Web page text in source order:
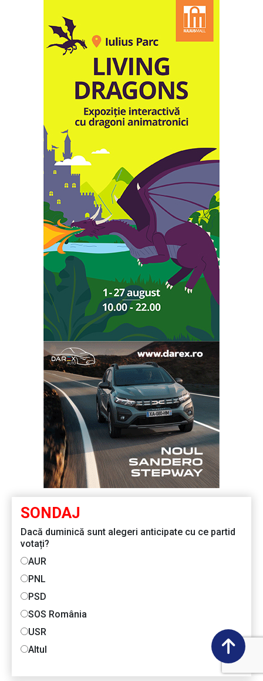
SONDAJ
Dacă duminică sunt alegeri anticipate cu ce partid
votați?
AUR
PNL
PSD
SOS România
USR
Altul